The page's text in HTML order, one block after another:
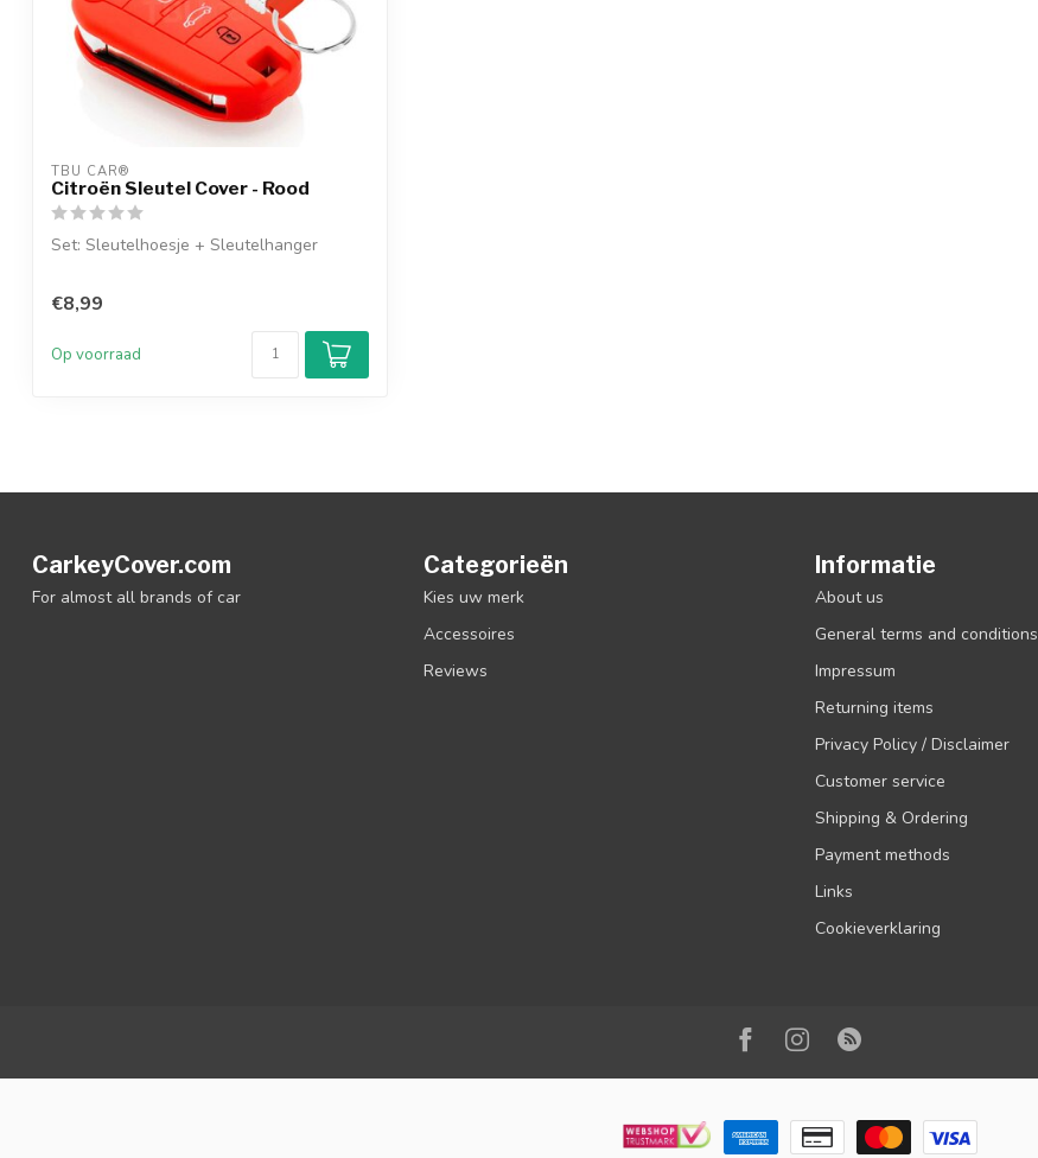
TBU CAR®
Citroën Sleutel Cover - Rood
Set: Sleutelhoesje + Sleutelhanger
€8,99
Op voorraad
CarkeyCover.com
For almost all brands of car
Categorieën
Kies uw merk
Accessoires
Reviews
Informatie
About us
General terms and conditions
Impressum
Returning items
Privacy Policy / Disclaimer
Customer service
Shipping & Ordering
Payment methods
Links
Cookieverklaring